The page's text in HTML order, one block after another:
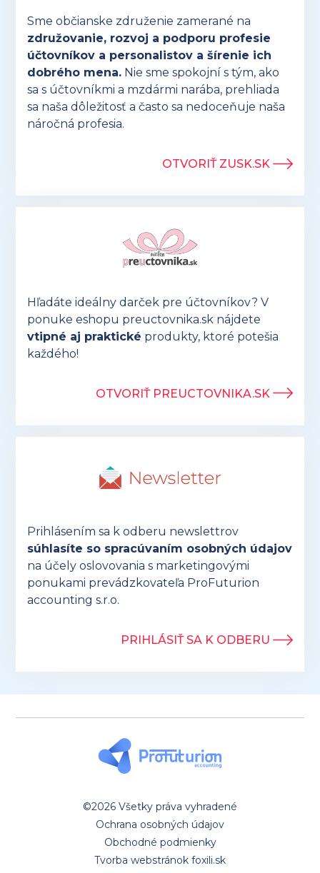
Sme občianske združenie zamerané na
združovanie, rozvoj a podporu profesie
účtovníkov a personalistov a šírenie ich
dobrého mena. Nie sme spokojní s tým, ako
sa s účtovníkmi a mzdármi narába, prehliada
sa naša dôležitosť a často sa nedoceňuje naša
náročná profesia.
OTVORIŤ ZUSK.SK
Hľadáte ideálny darček pre účtovníkov? V
ponuke eshopu preuctovnika.sk nájdete
vtipné aj praktické produkty, ktoré potešia
každého!
OTVORIŤ PREUCTOVNIKA.SK
Prihlásením sa k odberu newslettrov
súhlasíte so spracúvaním osobných údajov
na účely oslovovania s marketingovými
ponukami prevádzkovateľa ProFuturion
accounting s.r.o.
PRIHLÁSIŤ SA K ODBERU
©2026 Všetky práva vyhradené
Ochrana osobných údajov
Obchodné podmienky
Tvorba webstránok foxili.sk